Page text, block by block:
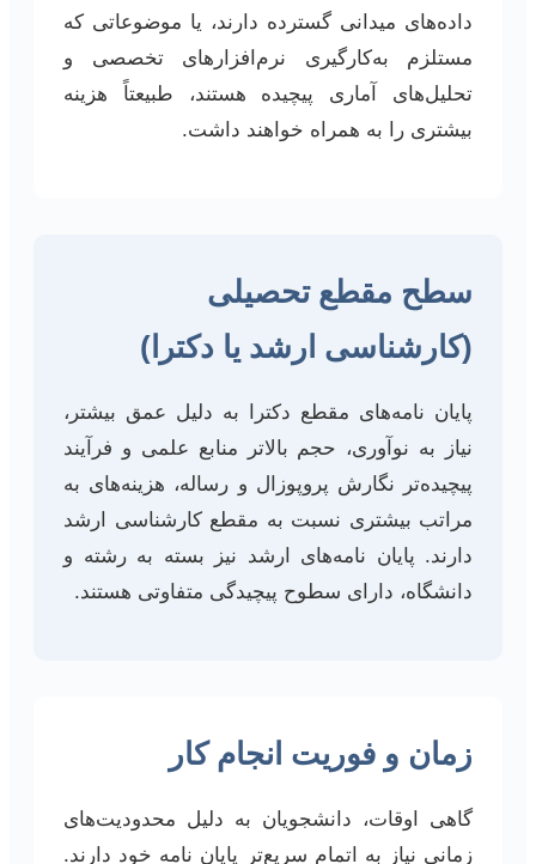
داده‌های میدانی گسترده دارند، یا موضوعاتی که
مستلزم به‌کارگیری نرم‌افزارهای تخصصی و
تحلیل‌های آماری پیچیده هستند، طبیعتاً هزینه
بیشتری را به همراه خواهند داشت.
سطح مقطع تحصیلی
(کارشناسی ارشد یا دکترا)
پایان نامه‌های مقطع دکترا به دلیل عمق بیشتر،
نیاز به نوآوری، حجم بالاتر منابع علمی و فرآیند
پیچیده‌تر نگارش پروپوزال و رساله، هزینه‌های به
مراتب بیشتری نسبت به مقطع کارشناسی ارشد
دارند. پایان نامه‌های ارشد نیز بسته به رشته و
دانشگاه، دارای سطوح پیچیدگی متفاوتی هستند.
زمان و فوریت انجام کار
گاهی اوقات، دانشجویان به دلیل محدودیت‌های
زمانی نیاز به اتمام سریع‌تر پایان نامه خود دارند.